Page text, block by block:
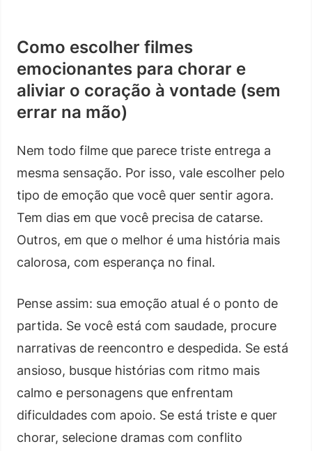
Como escolher filmes
emocionantes para chorar e
aliviar o coração à vontade (sem
errar na mão)
Nem todo filme que parece triste entrega a
mesma sensação. Por isso, vale escolher pelo
tipo de emoção que você quer sentir agora.
Tem dias em que você precisa de catarse.
Outros, em que o melhor é uma história mais
calorosa, com esperança no final.
Pense assim: sua emoção atual é o ponto de
partida. Se você está com saudade, procure
narrativas de reencontro e despedida. Se está
ansioso, busque histórias com ritmo mais
calmo e personagens que enfrentam
dificuldades com apoio. Se está triste e quer
chorar, selecione dramas com conflito